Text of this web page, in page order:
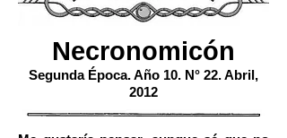
Necronomicón
Segunda Época. Año 10. N° 22. Abril,
2012